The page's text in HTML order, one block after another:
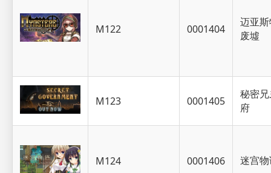
M122 0001404
迈亚
废墟
M123 0001405
秘密
府
M124 0001406 迷宫